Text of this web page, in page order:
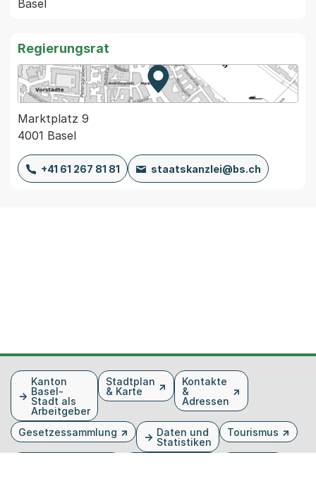
Regierungsrat
Zur Karte von MapBS.
Externer Link, wird in einem
Marktplatz 9
4001 Basel
+41 61 267 81 81 staatskanzlei@bs.ch
FusszeileKanton
Basel-
Stadt als
Arbeitgeber
Stadtplan
& Karte
Kontakte
&
Adressen
Gesetzessammlung
Daten und
Statistiken
Tourismus